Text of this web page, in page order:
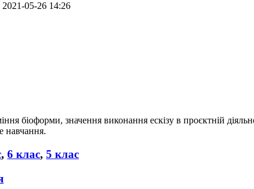
05-26 14:26
біоформи, значення виконання ескізу в проєктній
навчання.
, 6 клас, 5 клас